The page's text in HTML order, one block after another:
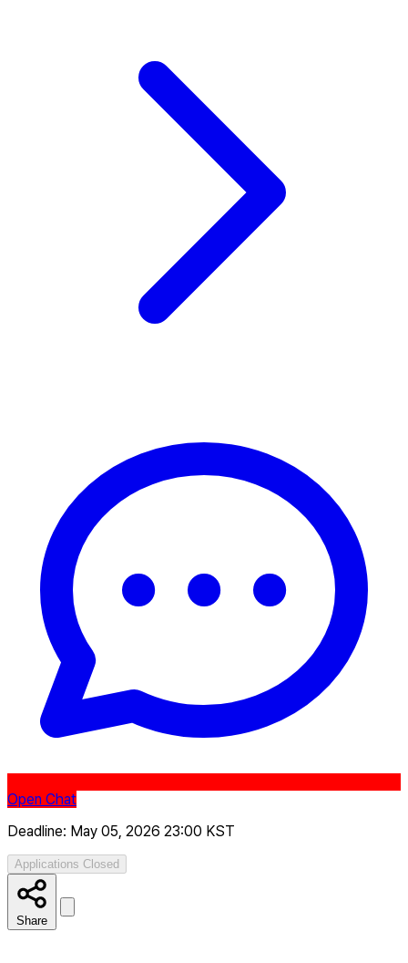
Open Chat
Deadline: May 05, 2026 23:00 KST
Applications Closed
Share